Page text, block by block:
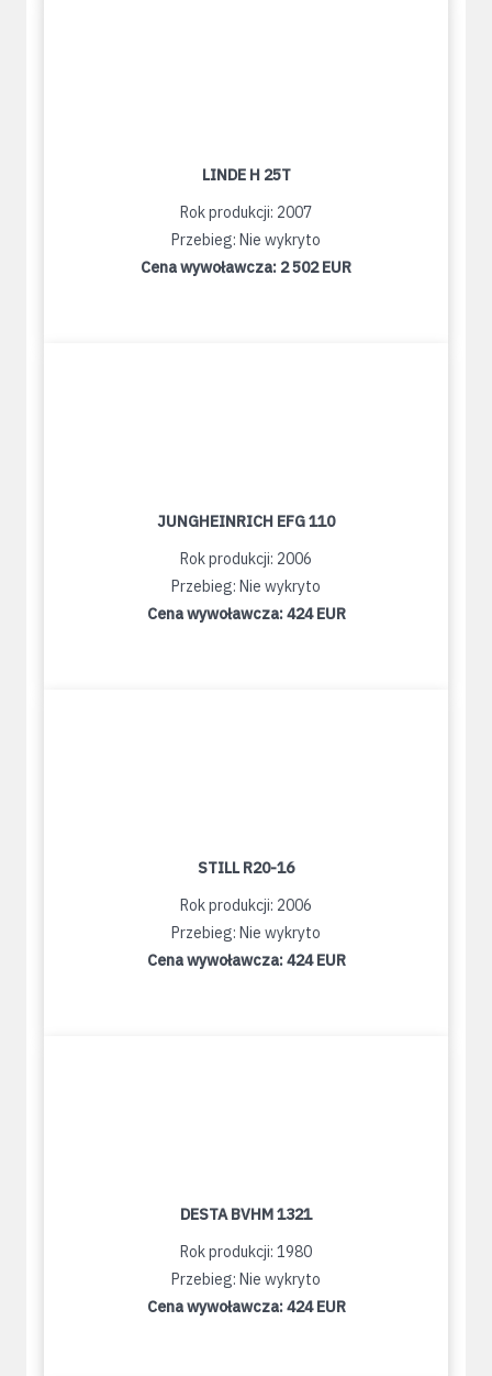
LINDE H 25T
Rok produkcji: 2007
Przebieg: Nie wykryto
Cena wywoławcza: 2 502 EUR
JUNGHEINRICH EFG 110
Rok produkcji: 2006
Przebieg: Nie wykryto
Cena wywoławcza:424 EUR
STILL R20-16
Rok produkcji: 2006
Przebieg: Nie wykryto
Cena wywoławcza:424 EUR
DESTA BVHM 1321
Rok produkcji: 1980
Przebieg: Nie wykryto
Cena wywoławcza:424 EUR